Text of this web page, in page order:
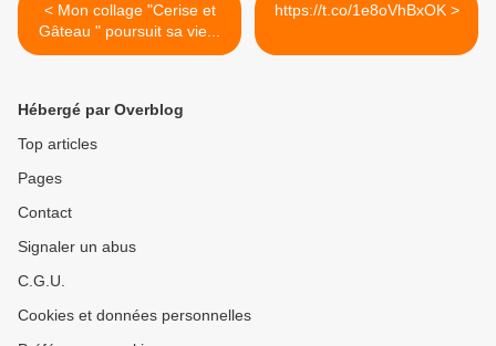
< Mon collage "Cerise et
Gâteau " poursuit sa vie...
https://t.co/1e8oVhBxOK >
Hébergé par Overblog
Top articles
Pages
Contact
Signaler un abus
C.G.U.
Cookies et données personnelles